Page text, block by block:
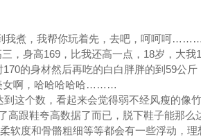
我煮，我帮你玩着先，去吧，呵呵呵
身高169，比我还高一点，18岁，大我1
的身材然后再吃的白白胖胖的到59公斤
女啊，哈哈哈哈哈………
这个数，看起来会觉得弱不经风瘦的像竹
高跟鞋夸高数据了而已，脱下鞋子能那么
软度和骨骼粗细等等都会有一些浮动，理